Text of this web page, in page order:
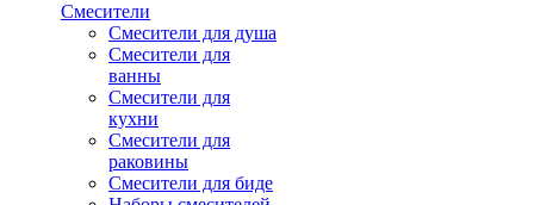
Смесители
Смесители для душа
Смесители для
ванны
Смесители для
кухни
Смесители для
раковины
Смесители для биде